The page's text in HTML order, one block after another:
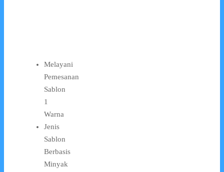
Melayani
Pemesanan
Sablon
1
Warna
Jenis
Sablon
Berbasis
Minyak